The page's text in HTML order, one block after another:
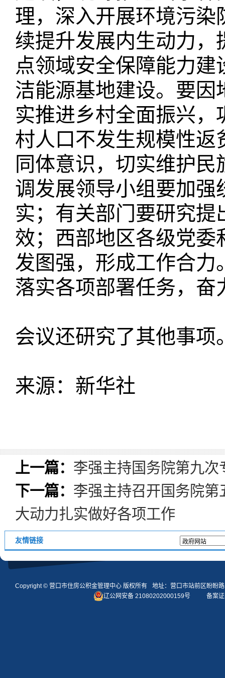
理，深入开展环境污
续提升发展内生动力
点领域安全保障能力
洁能源基地建设。要
实推进乡村全面振兴
村人口不发生规模性
同体意识，切实维护
调发展领导小组要加
实；有关部门要研究
效；西部地区各级党
发图强，形成工作合
落实各项部署任务，
会议还研究了其他事项
来源：新华社
上一篇： 李强主持国务院第九次
下一篇： 李强主持召开国务院
大动力扎实做好各项工作
友情链接
Copyright © 营口市住房公积金管理中心版权所有
地址：营口市站前区盼盼
辽公网安备 21080202000159号
备案